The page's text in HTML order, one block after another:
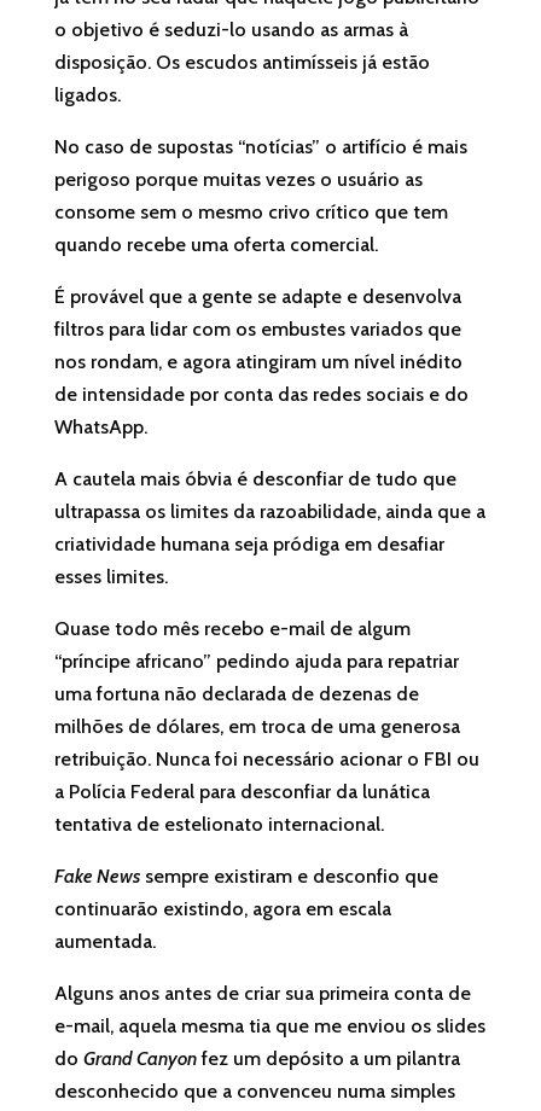
o objetivo é seduzi-lo usando as armas à
disposição. Os escudos antimísseis já estão
ligados.
No caso de supostas “notícias” o artifício é mais
perigoso porque muitas vezes o usuário as
consome sem o mesmo crivo crítico que tem
quando recebe uma oferta comercial.
É provável que a gente se adapte e desenvolva
filtros para lidar com os embustes variados que
nos rondam, e agora atingiram um nível inédito
de intensidade por conta das redes sociais e do
WhatsApp.
A cautela mais óbvia é desconfiar de tudo que
ultrapassa os limites da razoabilidade, ainda que a
criatividade humana seja pródiga em desafiar
esses limites.
Quase todo mês recebo e-mail de algum
“príncipe africano” pedindo ajuda para repatriar
uma fortuna não declarada de dezenas de
milhões de dólares, em troca de uma generosa
retribuição. Nunca foi necessário acionar o FBI ou
a Polícia Federal para desconfiar da lunática
tentativa de estelionato internacional.
Fake Newssempre existiram e desconfio que
continuarão existindo, agora em escala
aumentada.
Alguns anos antes de criar sua primeira conta de
e-mail, aquela mesma tia que me enviou os slides
do Grand Canyonfez um depósito a um pilantra
desconhecido que a convenceu numa simples